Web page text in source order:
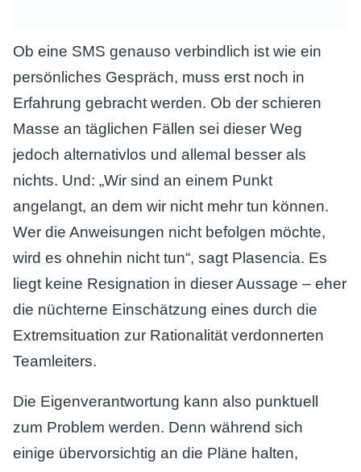
Ob eine SMS genauso verbindlich ist wie ein
persönliches Gespräch, muss erst noch in
Erfahrung gebracht werden. Ob der schieren
Masse an täglichen Fällen sei dieser Weg
jedoch alternativlos und allemal besser als
nichts. Und: „Wir sind an einem Punkt
angelangt, an dem wir nicht mehr tun können.
Wer die Anweisungen nicht befolgen möchte,
wird es ohnehin nicht tun“, sagt Plasencia. Es
liegt keine Resignation in dieser Aussage – eher
die nüchterne Einschätzung eines durch die
Extremsituation zur Rationalität verdonnerten
Teamleiters.
Die Eigenverantwortung kann also punktuell
zum Problem werden. Denn während sich
einige übervorsichtig an die Pläne halten,